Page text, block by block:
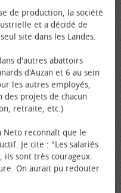
de production, la société
et a décidé de
site dans les Landes.
d'autres abattoirs
d'Auzan et 6 au sein
les autres employés,
projets de chacun
retraite, etc.)
Neto reconnaît que le
Je cite : "Les salariés
ils sont très courageux.
On aurait pu redouter